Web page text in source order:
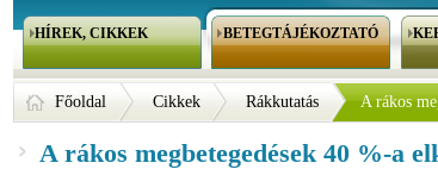
HÍREK, CIKKEK BETEGTÁJÉKOZTATÓ
Főoldal Cikkek Rákkutatás A rákos
A rákos megbetegedések 40 %-a